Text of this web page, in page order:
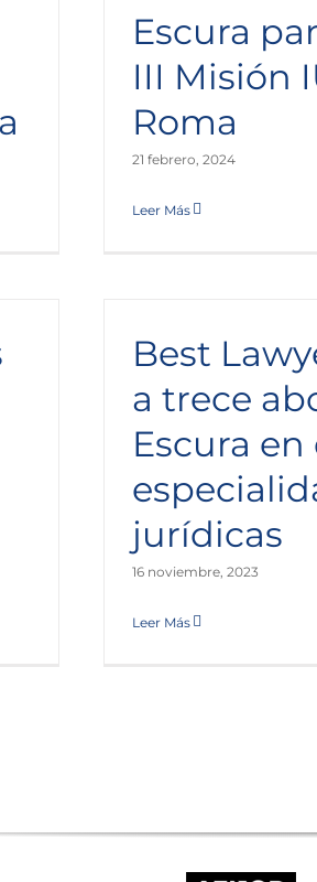
Roma
Escura
III Misión
Roma
21 febrero, 2024
Leer Más
Escura y la
Penedès
de
Best
a trece
Escura
jurídicas
16 noviembre, 2023
Leer Más
Escura y la